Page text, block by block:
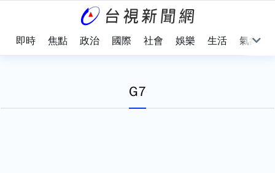
即時 焦點 政治 國際 社會 娛樂 生活 氣象
G7